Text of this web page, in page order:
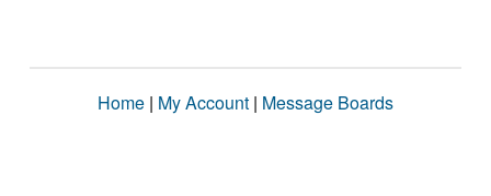
Home | My Account | Message Boards